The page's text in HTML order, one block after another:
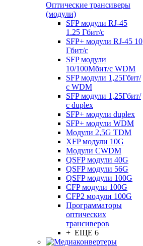
Оптические трансиверы
(модули)
SFP модули RJ-45
1.25 Гбит/c
SFP+ модули RJ-45 10
Гбит/c
SFP модули
10/100Мбит/с WDM
SFP модули 1,25Гбит/
с WDM
SFP модули 1,25Гбит/
с duplex
SFP+ модули duplex
SFP+ модули WDM
Модули 2,5G TDM
XFP модули 10G
Модули CWDM
QSFP модули 40G
QSFP модули 56G
QSFP модули 100G
CFP модули 100G
CFP2 модули 100G
Программаторы
оптических
трансиверов
+ ЕЩЕ 6